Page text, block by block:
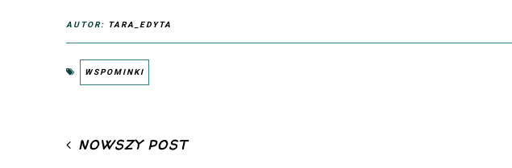
AUTOR: TARA_EDYTA
WSPOMINKI
NOWSZY POST